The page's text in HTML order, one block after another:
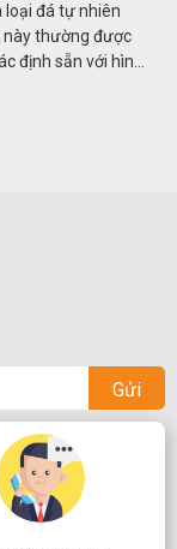
loại đá tự nhiên
này thường được
định sẵn với hình
Gửi